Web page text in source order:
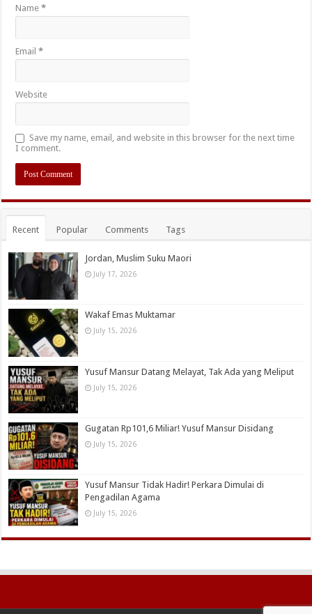
Name*
Email*
Website
Save my name, email, and website in this browser for the next time
I comment.
Recent Popular Comments Tags
Jordan, Muslim Suku Maori
July 17, 2026
Wakaf Emas Muktamar
July 15, 2026
Yusuf Mansur Datang Melayat, Tak Ada yang Meliput
July 15, 2026
Gugatan Rp101,6 Miliar! Yusuf Mansur Disidang
July 15, 2026
Yusuf Mansur Tidak Hadir! Perkara Dimulai di
Pengadilan Agama
July 15, 2026